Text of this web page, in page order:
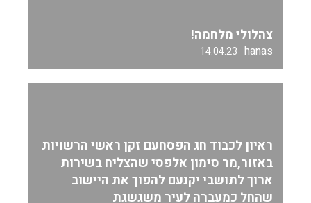
צהלולי מלחמה!
hanas
14.04.23
ראיון לכבוד חג הפסחעם זקן ראשי הרשויות
באזור,מר סימון אלפסי שהצליח בשירות
ארוך לתושבי יקנעם להפוך את היישוב
שהחל כמעברה לעיר משגשגת